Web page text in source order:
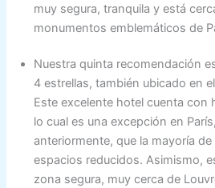
muy segura, tranquila y está
monumentos emblemáticos de
Nuestra quinta recomendación
4 estrellas, también ubicado en
Este excelente hotel cuenta con
lo cual es una excepción en
anteriormente, que la mayoría
espacios reducidos. Asimismo,
zona segura, muy cerca de